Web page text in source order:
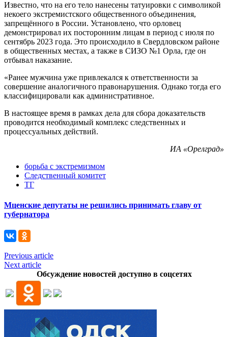
Известно, что на его тело нанесены татуировки с символикой
некоего экстремистского общественного объединения,
запрещённого в России. Установлено, что орловец
демонстрировал их посторонним лицам в период с июля по
сентябрь 2023 года. Это происходило в Свердловском районе
в общественных местах, а также в СИЗО №1 Орла, где он
отбывал наказание.
«Ранее мужчина уже привлекался к ответственности за
совершение аналогичного правонарушения. Однако тогда его
классифицировали как административное.
В настоящее время в рамках дела для сбора доказательств
проводится необходимый комплекс следственных и
процессуальных действий.
ИА «Орелград»
борьба с экстремизмом
Следственный комитет
ТГ
Мценские депутаты не решились принимать главу от
губернатора
Previous article
Next article
Обсуждение новостей доступно в соцсетях